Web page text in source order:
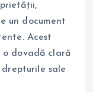
un document
Acest
o dovadă clară
sale